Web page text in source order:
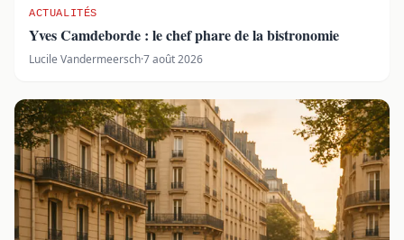
ACTUALITÉS
Yves Camdeborde : le chef phare de la bistronomie
Lucile Vandermeersch·7 août 2026